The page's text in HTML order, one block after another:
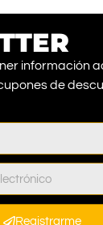
información
de
Registrarme